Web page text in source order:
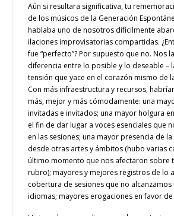
Aún si resultara significativa, tu
de los músicos de la Generación
hablaba uno de nosotros difícilmente
ilaciones improvisatorias compartidas.
fue “perfecto”? Por supuesto que no. Nos
diferencia entre lo posible y lo deseable –
tensión que yace en el corazón mismo de
Con más infraestructura y recursos,
más, mejor y más cómodamente: una
invitadas e invitados; una mayor holgura
el fin de dar lugar a voces esenciales que
en las sesiones; una mayor presencia de
desde otras artes y ámbitos (hubo varias
último momento que nos afectaron sobre
rubro); mayores y mejores registros de lo
cobertura de sesiones que no
idiomas; mayores erogaciones en favor